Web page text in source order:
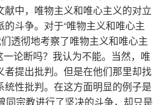
献中，唯物主义和唯心主义的对立
斗争。对于“唯物主义和唯心主
透彻地考察了唯物主义和唯心主
一论断吗？我认为不能。当然，唯
者提出批判。但是在他们那里却找
统性批判。在这方面明显的例子是
同宗教进行了坚决的斗争，却只是